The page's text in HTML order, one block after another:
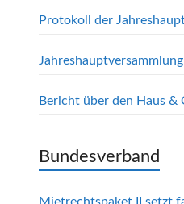
Protokoll der
Bericht über den Haus &
Bundesverband